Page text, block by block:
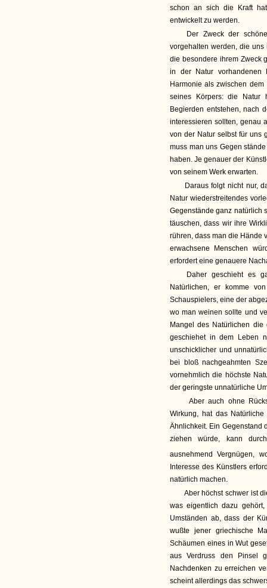
schon an sich die Kraft
entwickelt zu werden.
Der Zweck der
vorgehalten werden, die
die besondere ihrem Zweck
in der Natur vorhandenen
Harmonie als zwischen
seines Körpers: die Natur
Begierden entstehen, nach
interessieren sollten, genau
von der Natur selbst für uns
muss man uns Gegen
haben. Je genauer der
von seinem Werk erwarten.
Daraus folgt nicht nur,
Natur wiederstreitendes
Gegenstände ganz natürlich
täuschen, dass wir ihre
rühren, dass man die Hände
erwachsene Menschen
erfordert eine genauere
Daher geschieht es
Natürlichen, er komme
Schauspielers, eine der
wo man weinen sollte und
Mangel des Natürlichen die
geschiehet in dem Leben
unschicklicher und
bei bloß nachgeahmten
vornehmlich die höchste
der geringste unnatürliche
Aber auch ohne
Wirkung, hat das
Ähnlichkeit. Ein Gegenstand
ziehen würde, kann
ausnehmend Vergnügen,
Interesse des Künstlers
natürlich machen.
Aber höchst schwer ist
was eigentlich dazu
Umständen ab, dass der
wußte jener griechische
Schäumen eines in Wut
aus Verdruss den Pinsel
Nachdenken zu erreichen
scheint allerdings das